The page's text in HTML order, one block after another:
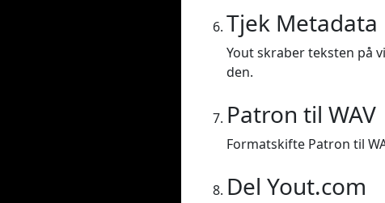
Tjek Metadata
Yout skraber teksten på
den.
Patron til WAV
Formatskifte Patron til
Del Yout.com